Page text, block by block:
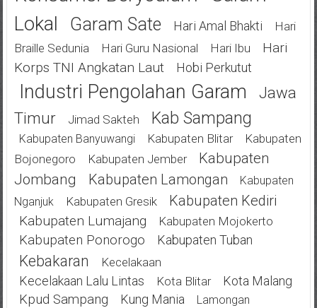
Lokal
Garam Sate Hari Amal Bhakti
Hari
Braille Sedunia
Hari Guru Nasional Hari Ibu
Hari
Korps TNI Angkatan Laut
Hobi Perkutut
Industri Pengolahan Garam
Jawa
Timur
Jimad Sakteh Kab Sampang
Kabupaten Banyuwangi Kabupaten Blitar
Kabupaten
Bojonegoro
Kabupaten Jember
Kabupaten
Jombang
Kabupaten Lamongan
Kabupaten
Nganjuk
Kabupaten Gresik Kabupaten Kediri
Kabupaten Lumajang Kabupaten Mojokerto
Kabupaten Ponorogo Kabupaten Tuban
Kebakaran Kecelakaan
Kecelakaan Lalu Lintas Kota Blitar Kota Malang
Kpud Sampang Kung Mania Lamongan